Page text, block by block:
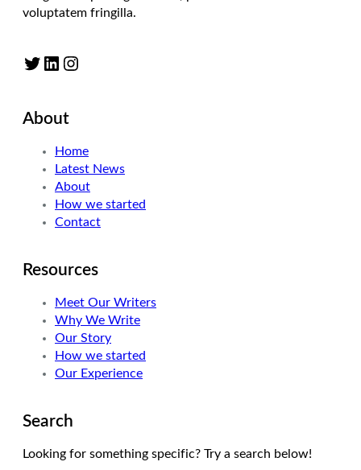
voluptatem fringilla.
Twitter LinkedIn Instagram
About
Home
Latest News
About
How we started
Contact
Resources
Meet Our Writers
Why We Write
Our Story
How we started
Our Experience
Search
Looking for something specific? Try a search below!